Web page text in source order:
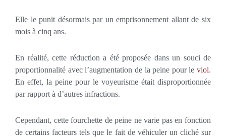
Elle le punit désormais par un emprisonnement allant de six
mois à cinq ans.
En réalité, cette réduction a été proposée dans un souci de
proportionnalité avec l’augmentation de la peine pour le viol.
En effet, la peine pour le voyeurisme était disproportionnée
par rapport à d’autres infractions.
Cependant, cette fourchette de peine ne varie pas en fonction
de certains facteurs tels que le fait de véhiculer un cliché sur